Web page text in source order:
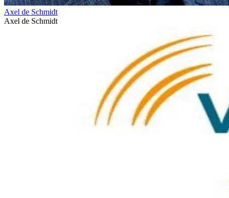
Axel de Schmidt
Axel de Schmidt